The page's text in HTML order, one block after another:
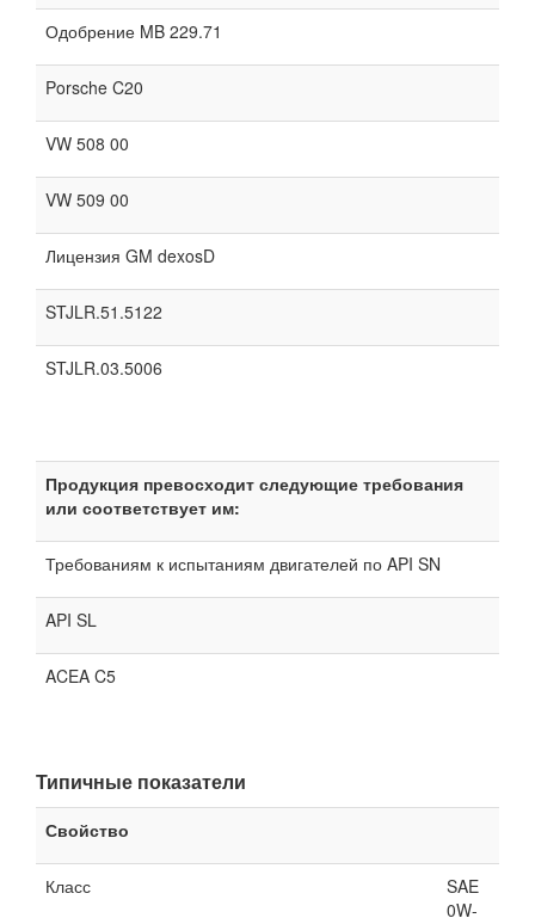
Одобрение MB 229.71
Porsche C20
VW 508 00
VW 509 00
Лицензия GM dexosD
STJLR.51.5122
STJLR.03.5006
Продукция превосходит следующие требования
или соответствует им:
Требованиям к испытаниям двигателей по API SN
API SL
ACEA C5
Типичные показатели
Свойство
Класс
SAE
0W-